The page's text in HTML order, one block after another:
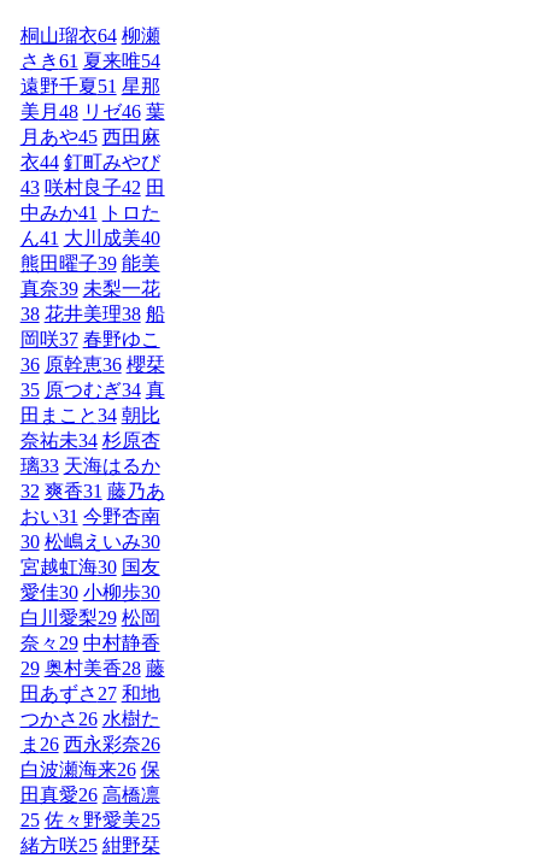
桐山瑠衣64 柳瀬
さき61 夏来唯54
遠野千夏 51 星那
美月 48 リゼ46 葉
月あや45 西田麻
衣44 釘町みやび
43 咲村良子42 田
中みか41
トロた
ん41 大川成美40
熊田曜子39 能美
真奈39 未梨一花
38 花井美理38 船
岡咲37 春野ゆこ
36 原幹恵36 櫻栞
35 原つむぎ34 真
田まこと34 朝比
奈祐未34 杉原杏
璃33 天海はるか
32 爽香31 藤乃あ
おい31 今野杏南
30 松嶋えいみ30
宮越虹海30 国友
愛佳30 小柳歩30
白川愛梨29 松岡
奈々29 中村静香
29 奥村美香28 藤
田あずさ27 和地
つかさ26 水樹た
ま 26 西永彩奈26
白波瀬海来26 保
田真愛26 高橋凛
25 佐々野愛美25
緒方咲25 紺野栞